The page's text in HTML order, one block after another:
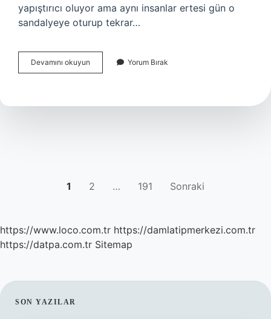
yapıştırıcı oluyor ama aynı insanlar ertesi gün o
sandalyeye oturup tekrar…
Devamını okuyun
yapıştırıcı
ve
Yorum Bırak
1 2 … 191 Sonraki
https://www.loco.com.tr https://damlatipmerkezi.com.tr
https://datpa.com.tr Sitemap
SIDEBAR
SON YAZILAR